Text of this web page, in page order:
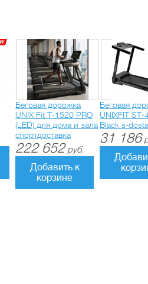
Беговая дорожка
UNIX Fit T-1520 PRO
(LED) для дома и зала
спортдоставка
222 652 руб.
Добавить к
корзине
Беговая
UNIXFIT ST-
Black s-
31 186